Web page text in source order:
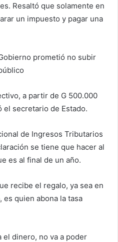
Resaltó que solamente en
un impuesto y pagar una
prometió no subir
a partir de G 500.000
el secretario de Estado.
de Ingresos Tributarios
se tiene que hacer al
es al final de un año.
recibe el regalo, ya sea en
quien abona la tasa
el dinero, no va a poder